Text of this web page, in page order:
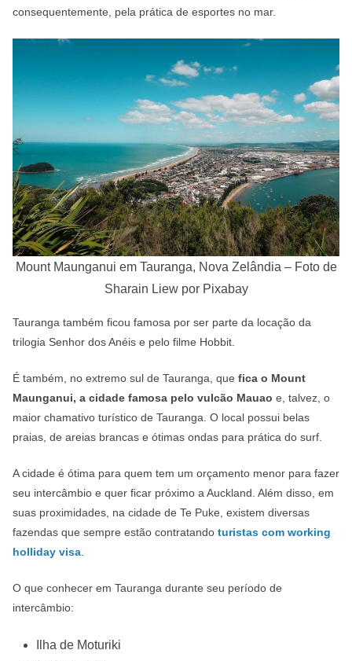
consequentemente, pela prática de esportes no mar.
Mount Maunganui em Tauranga, Nova Zelândia – Foto de
Sharain Liew por Pixabay
Tauranga também ficou famosa por ser parte da locação da
trilogia Senhor dos Anéis e pelo filme Hobbit.
É também, no extremo sul de Tauranga, que fica o Mount
Maunganui, a cidade famosa pelo vulcão Mauao e, talvez, o
maior chamativo turístico de Tauranga. O local possui belas
praias, de areias brancas e ótimas ondas para prática do surf.
A cidade é ótima para quem tem um orçamento menor para fazer
seu intercâmbio e quer ficar próximo a Auckland. Além disso, em
suas proximidades, na cidade de Te Puke, existem diversas
fazendas que sempre estão contratando turistas com working
holliday visa
O que conhecer em Tauranga durante seu período de
intercâmbio:
Ilha de Moturiki